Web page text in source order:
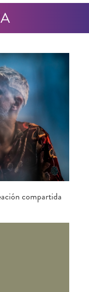
compartida